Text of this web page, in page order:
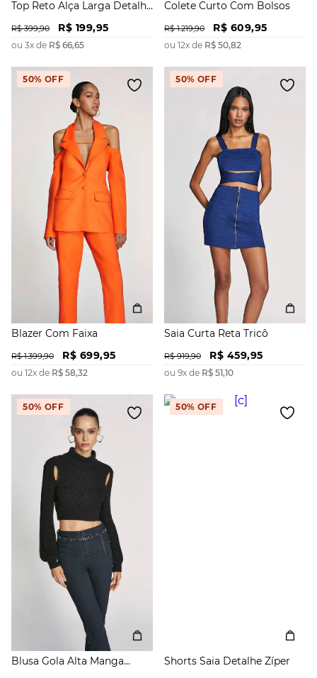
Top Reto Alça Larga Detalhe
R$ 399,90 R$ 199,95
ou 3x de R$ 66,65
Colete Curto Com Bolsos
R$ 1.219,90 R$ 609,95
ou 12x de R$ 50,82
50% OFF
Blazer Com Faixa
R$ 1.399,90 R$ 699,95
ou 12x de R$ 58,32
50% OFF
Saia Curta Reta Tricô
R$ 919,90 R$ 459,95
ou 9x de R$ 51,10
50% OFF
Blusa Gola Alta Manga
50% OFF
Shorts Saia Detalhe Zíper